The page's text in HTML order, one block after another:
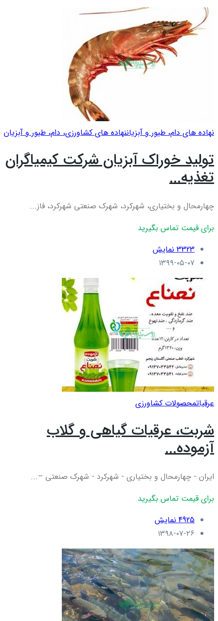
نهاده های دام، طیور و آبزیاننهاده های کشاورزی، دام، طيور و آبزيان
تولید خوراک آبزیان شرکت کیمیاگران
تغذیه...
چهارمحال و بختیاری، شهرکرد، شهرک صنعتی شهرکرد، فاز...
برای قیمت تماس بگیرید
3323 نمایش
۱۳۹۹-۰۵-۰۷
عرقياتمحصولات کشاورزی
شربت، عرقیات گیاهی و گلاب
آزموده...
ایران - چهارمحال و بختیاری - شهرکرد - شهرک صنعتی –...
برای قیمت تماس بگیرید
4925 نمایش
۱۳۹۸-۰۷-۲۶